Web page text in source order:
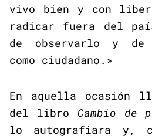
vivo bien y con
radicar fuera del
de observarlo y de
como ciudadano.»
En aquella ocasión
del libro Cambio de
lo autografiara y,